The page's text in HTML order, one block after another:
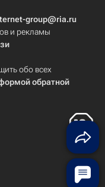
group@ria.ru
и рекламы
обо всех
обратной